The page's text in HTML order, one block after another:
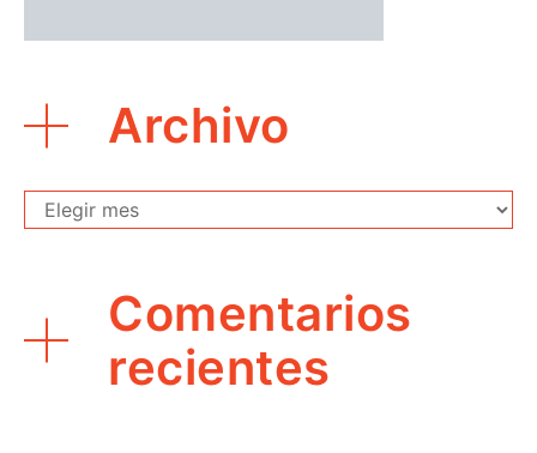
Archivo
Archivo
Comentarios
recientes